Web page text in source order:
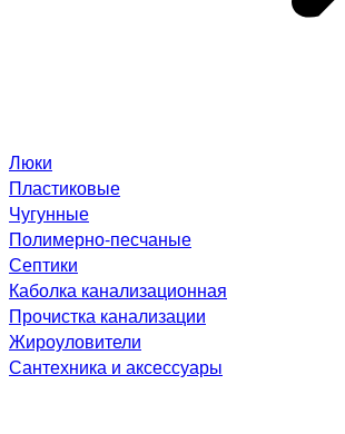
Люки
Пластиковые
Чугунные
Полимерно-песчаные
Септики
Каболка канализационная
Прочистка канализации
Жироуловители
Сантехника и аксессуары